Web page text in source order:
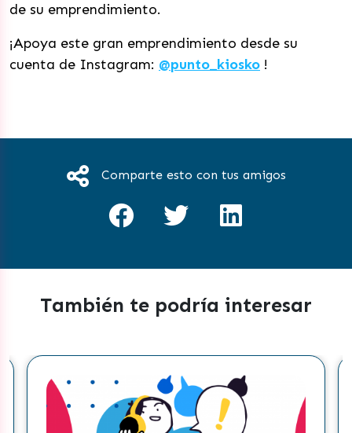
de su emprendimiento.
¡Apoya este gran emprendimiento desde su
cuenta de Instagram: @punto_kiosko !
Comparte esto con tus amigos
También te podría interesar